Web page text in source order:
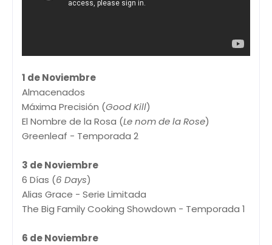
1 de Noviembre
Almacenados
Máxima Precisión (Good Kill)
El Nombre de la Rosa (Le nom de la Rose)
Greenleaf - Temporada 2
3 de Noviembre
6 Días (6 Days)
Alias Grace - Serie Limitada
The Big Family Cooking Showdown - Temporada 1
6 de Noviembre